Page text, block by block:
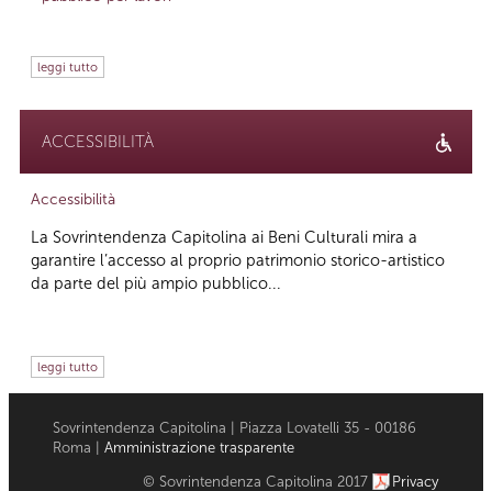
leggi tutto
ACCESSIBILITÀ
Accessibilità
La Sovrintendenza Capitolina ai Beni Culturali mira a
garantire l’accesso al proprio patrimonio storico-artistico
da parte del più ampio pubblico...
leggi tutto
Sovrintendenza Capitolina | Piazza Lovatelli 35 - 00186
Roma | Amministrazione trasparente
© Sovrintendenza Capitolina 2017 Privacy